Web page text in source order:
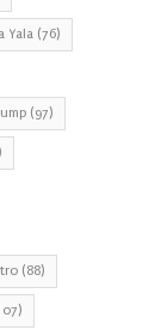
Yala (76)
(97)
(88)